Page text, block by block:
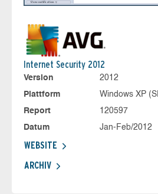
Internet Security 2012
Version
2012
Plattform
Windows XP
Report
120597
Datum
Jan-Feb/2012
WEBSITE
ARCHIV